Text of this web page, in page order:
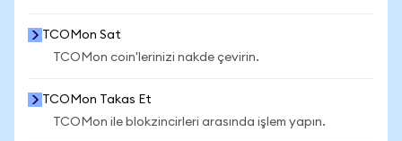
TCOMon Sat
TCOMon coin'lerinizi nakde çevirin.
TCOMon Takas Et
TCOMon ile blokzincirleri arasında işlem yapın.